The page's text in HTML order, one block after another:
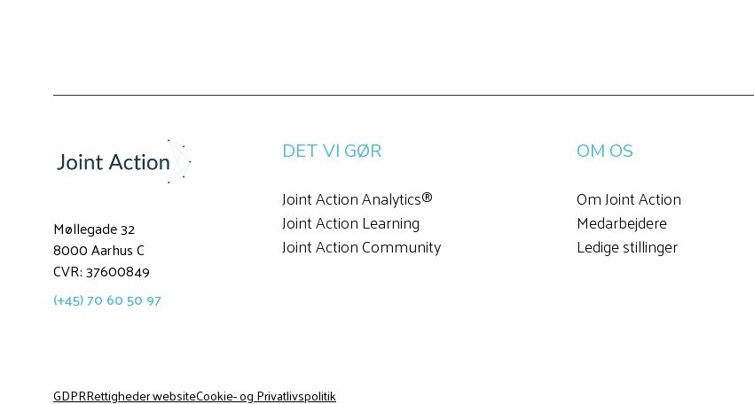
Møllegade 32
8000 Aarhus C
CVR: 37600849
(+45) 70 60 50 97
DET VI GØR
Joint Action Analytics®
Joint Action Learning
Joint Action Community
OM OS
Om Joint Action
Medarbejdere
Ledige stillinger
GDPRRettigheder websiteCookie- og Privatlivspolitik